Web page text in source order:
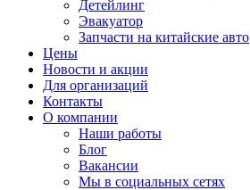
Детейлинг
Эвакуатор
Запчасти на китайские авто
Цены
Новости и акции
Для организаций
Контакты
О компании
Наши работы
Блог
Вакансии
Мы в социальных сетях